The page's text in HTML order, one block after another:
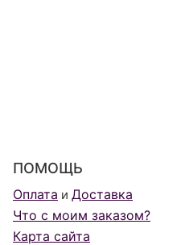
ПОМОЩЬ
Оплата и Доставка
Что с моим заказом?
Карта сайта